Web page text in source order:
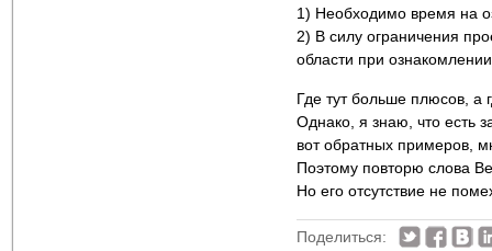
1) Необходимо время на
2) В силу ограничения
области при
Где тут больше плюсов, а
Однако, я знаю, что есть
вот обратных примеров,
Поэтому повторю слова
Но его отсутствие не
Поделиться: